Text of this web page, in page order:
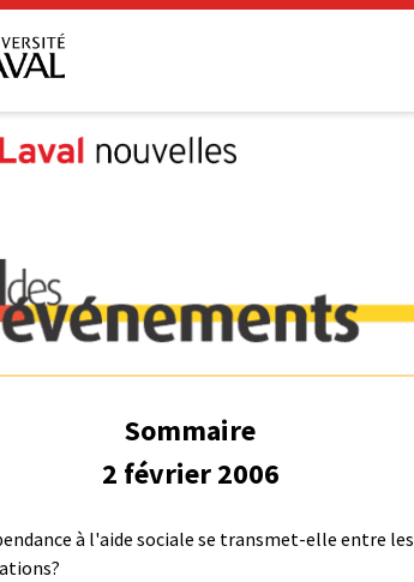
Sommaire
2 février 2006
à l'aide sociale se transmet-elle entre les